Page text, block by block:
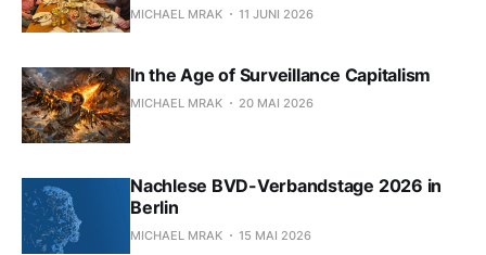
MICHAEL MRAK 11 JUNI 2026
In the Age of Surveillance Capitalism
MICHAEL MRAK 20 MAI 2026
Nachlese BVD-Verbandstage 2026 in
Berlin
MICHAEL MRAK 15 MAI 2026